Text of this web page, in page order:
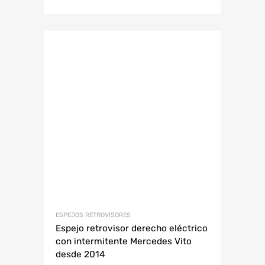
ESPEJOS RETROVISORES
Espejo retrovisor derecho eléctrico
con intermitente Mercedes Vito
desde 2014